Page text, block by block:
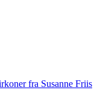
fra Susanne Friis